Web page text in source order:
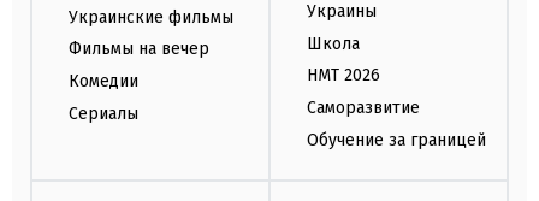
Украинские фильмы
Фильмы на вечер
Комедии
Сериалы
Украины
Школа
НМТ 2026
Саморазвитие
Обучение за границей